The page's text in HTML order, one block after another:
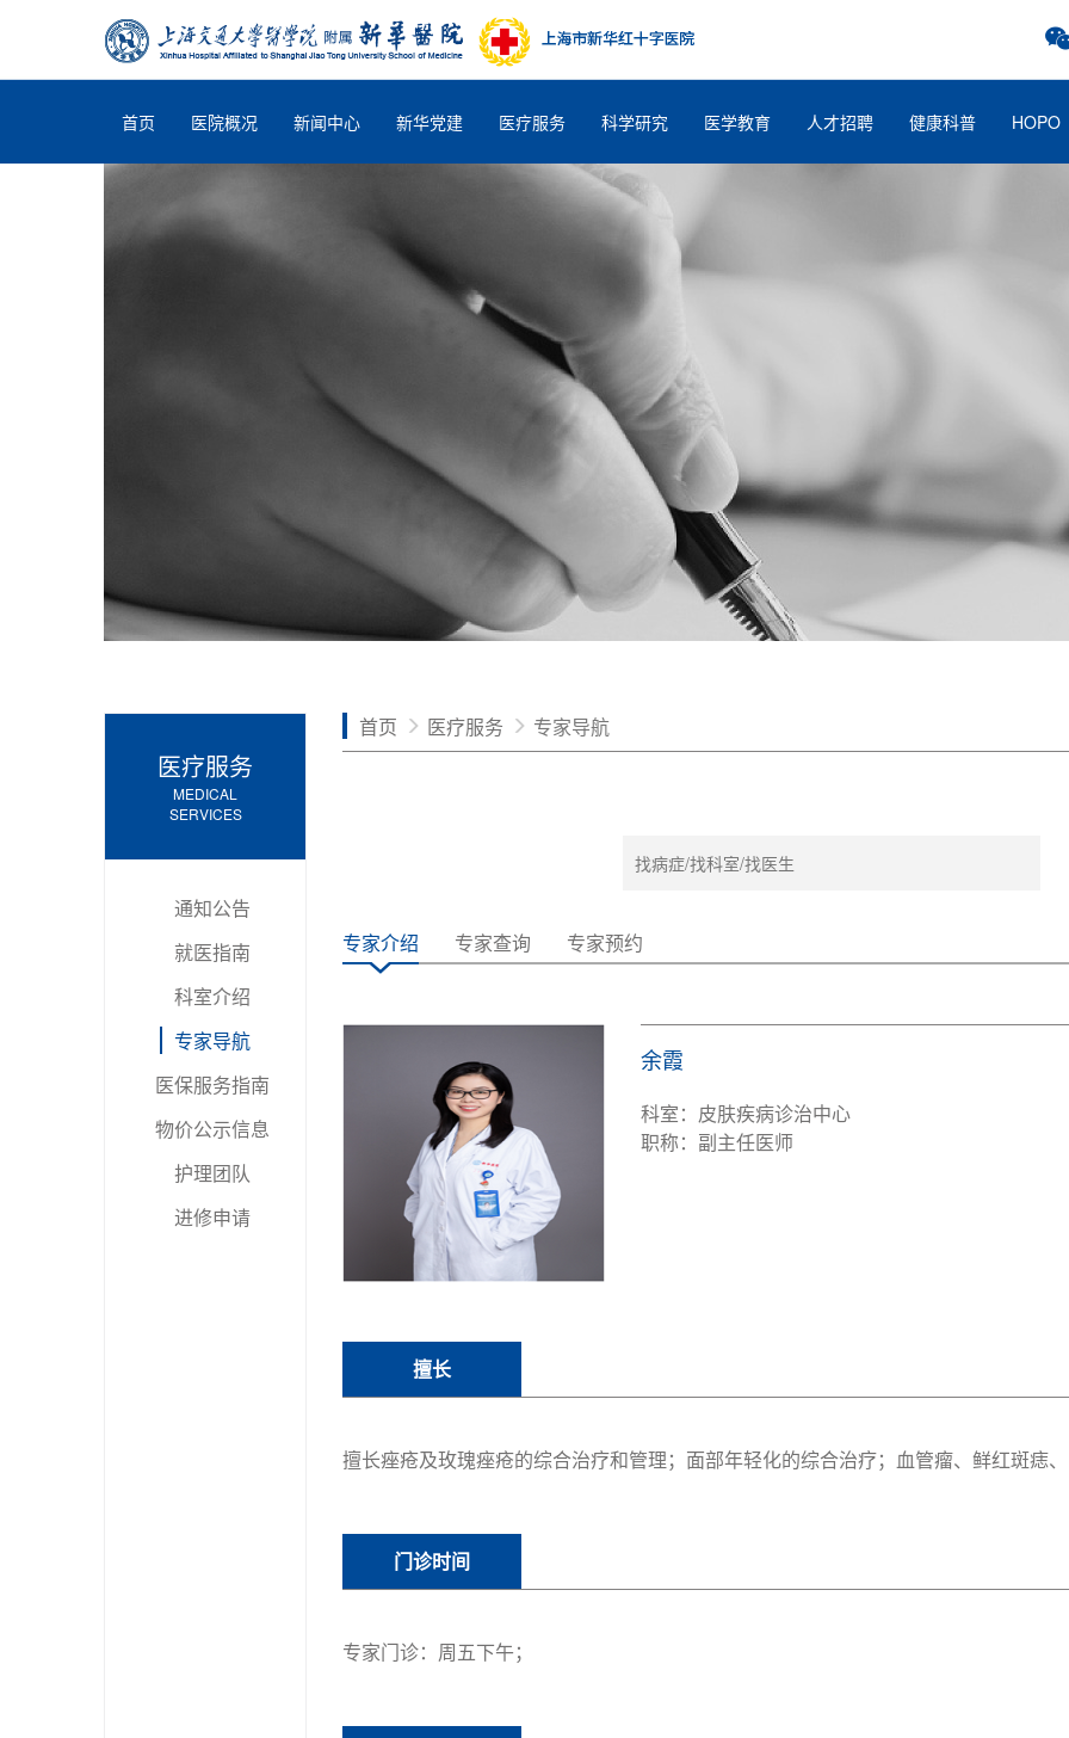
首页 医院概况 新闻中心 新华党建 医疗服务 科学研究 医学教育 人才招聘 健康科普 HOPO
医疗服务
MEDICAL
SERVICES
通知公告
就医指南
科室介绍
专家导航
医保服务指南
物价公示信息
护理团队
进修申请
首页 医疗服务 专家导航
专家介绍 专家查询 专家预约
余霞
科室：皮肤疾病诊治中心
职称：副主任医师
擅长
擅长痤疮及玫瑰痤疮的综合治疗和管理；面部年轻化的综合治疗；血管瘤、鲜红斑痣
门诊时间
专家门诊：周五下午；